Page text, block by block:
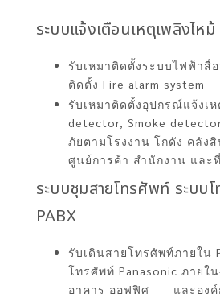
ระบบแจ้งเตือนเหตุเพลิงไหม้
รับเหมาติดตั้งระบบไฟฟ้าสื่
ติดตั้ง Fire alarm system
รับเหมาติดตั้งอุปกรณ์แจ้งเ
detector, Smoke
ภัยตามโรงงาน โกดัง คลัง
ศูนย์การค้า สำนักงาน และ
ระบบชุมสายโทรศัพท์ ระบบ
PABX
รับเดินสายโทรศัพท์ภายใน
โทรศัพท์ Panasonic ภายใ
อาคาร ออฟฟิศ และองค์